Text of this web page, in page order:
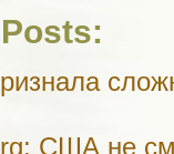
США не